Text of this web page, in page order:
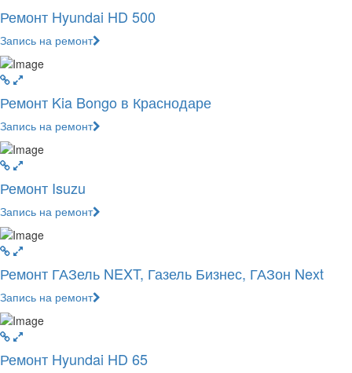
Ремонт Hyundai HD 500
Запись на ремонт
Ремонт Kia Bongo в Краснодаре
Запись на ремонт
Ремонт Isuzu
Запись на ремонт
Ремонт ГАЗель NEXT, Газель Бизнес, ГАЗон Next
Запись на ремонт
Ремонт Hyundai HD 65